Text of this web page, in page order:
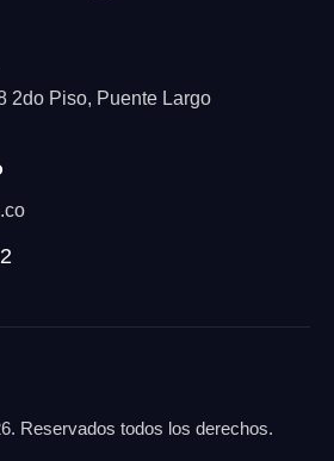
2do Piso, Puente Largo
Reservados todos los derechos.